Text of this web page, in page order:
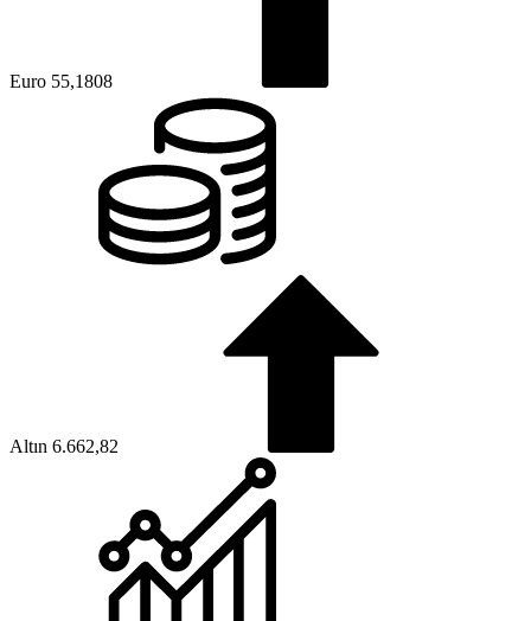
Euro 55,1808
Altın 6.662,82